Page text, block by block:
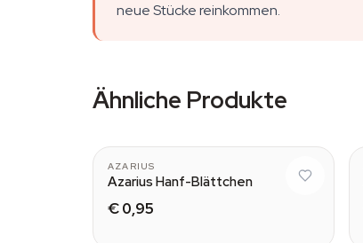
neue Stücke reinkommen.
Ähnliche Produkte
AZARIUS
Azarius Hanf-Blättchen
€ 0,95